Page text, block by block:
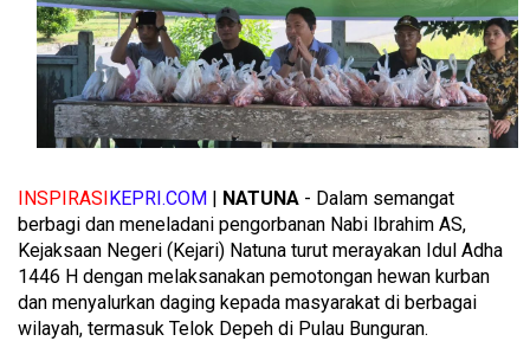
INSPIRASIKEPRI.COM | NATUNA - Dalam semangat
berbagi dan meneladani pengorbanan Nabi Ibrahim AS,
Kejaksaan Negeri (Kejari) Natuna turut merayakan Idul Adha
1446 H dengan melaksanakan pemotongan hewan kurban
dan menyalurkan daging kepada masyarakat di berbagai
wilayah, termasuk Telok Depeh di Pulau Bunguran.